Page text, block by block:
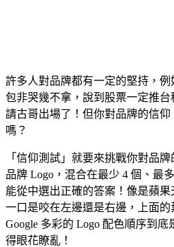
許多人對品牌都有一定的堅持，
包非哭幾不拿，說到股票一定推
請古哥出場了！但你對品牌的信
嗎？
「信仰測試」就要來挑戰你對品
品牌 Logo，混合在最少 4 個、最
能從中選出正確的答案！像是蘋
一口是咬在左邊還是右邊，上面的
Google 多彩的 Logo 配色順序到
得眼花瞭亂！